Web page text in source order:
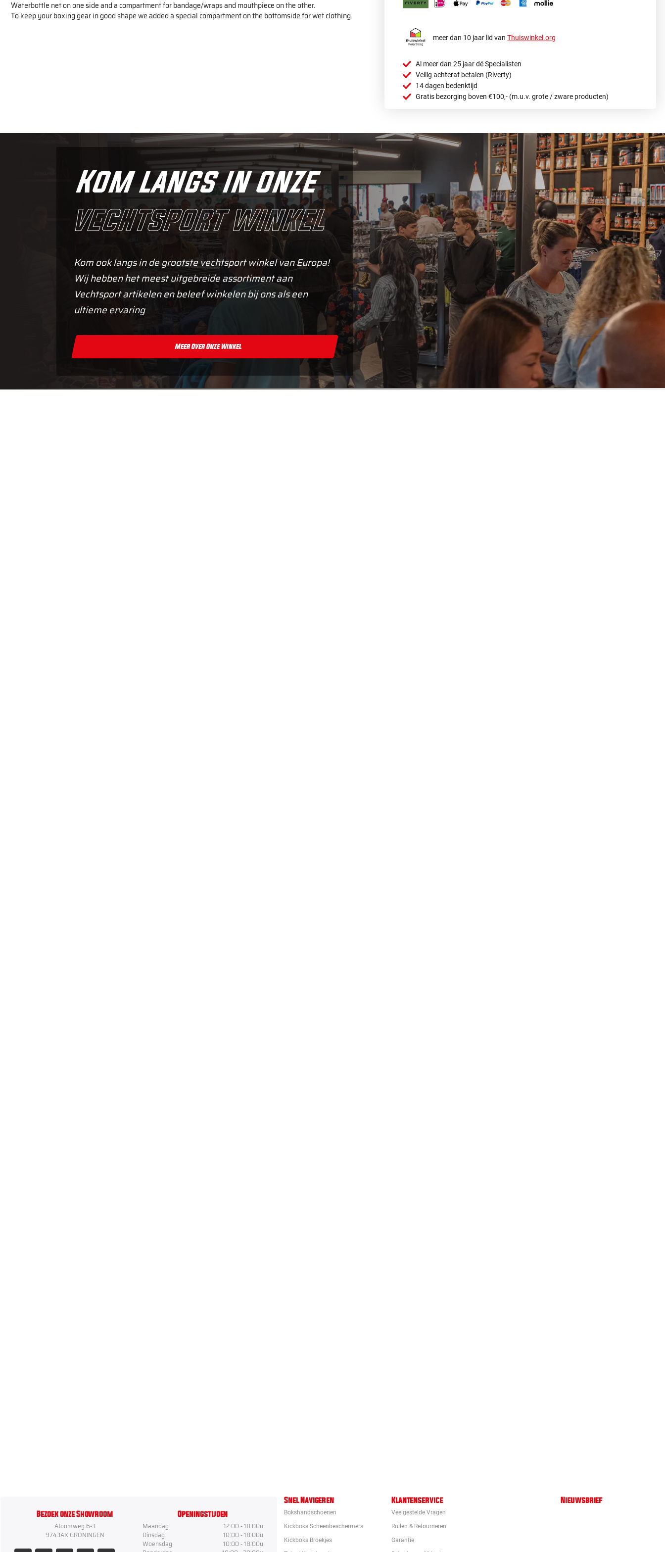
meer dan 10 jaar lid vanThuiswinkel.org
Al meer dan 25 jaar dé Specialisten
Veilig achteraf betalen (Riverty)
14 dagen bedenktijd
Gratis bezorging boven €100,- (m.u.v. grote / zware producten)
Waterbottle net on one side and a compartment for bandage/wraps and mouthpiece on the other.
To keep your boxing gear in good shape we added a special compartment on the bottomside for wet clothing.
Kom langs in onze
vechtsport winkel
Kom ook langs in de grootste vechtsport winkel van Europa!
Wij hebben het meest uitgebreide assortiment aan
Vechtsport artikelen en beleef winkelen bij ons als een
ultieme ervaring
Meer Over Onze Winkel
Bezoek onze Showroom
Atoomweg 6-3
9743AK GRONINGEN
Openingstijden
Maandag
12:00 - 18:00u
Dinsdag
10:00 - 18:00u
Woensdag
10:00 - 18:00u
Snel Navigeren
Bokshandschoenen
Kickboks Scheenbeschermers
Kickboks Broekjes
Klantenservice
Veelgestelde Vragen
Ruilen & Retourneren
Garantie
Nieuwsbrief